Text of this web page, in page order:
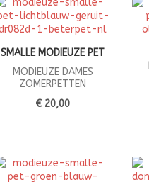
SMALLE MODIEUZE PET
MODIEUZE DAMES
ZOMERPETTEN
€ 20,00